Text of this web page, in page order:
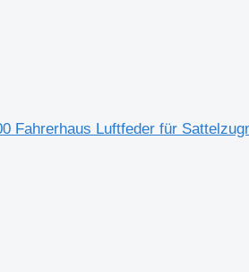
Fahrerhaus Luftfeder für